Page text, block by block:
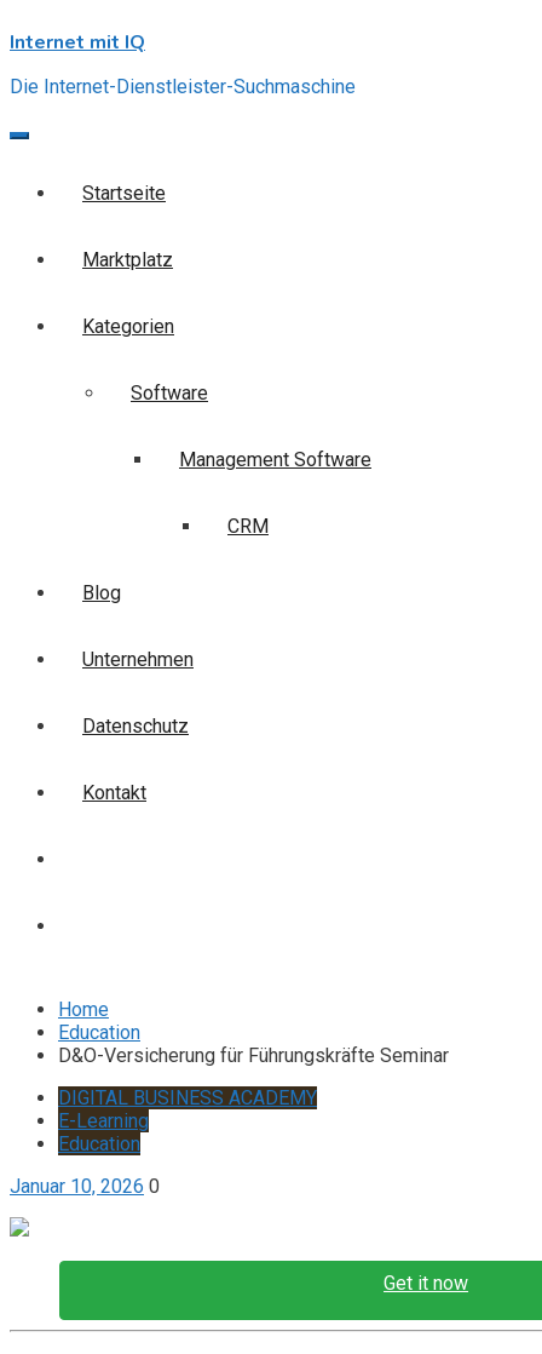
to
Internet mit IQ
Die Internet-Dienstleister-Suchmaschine
Startseite
Marktplatz
Kategorien
Software
Management Software
CRM
Blog
Unternehmen
Datenschutz
Kontakt
Home
Education
D&O-Versicherung für Führungskräfte Seminar
DIGITAL BUSINESS ACADEMY
E-Learning
Education
Januar 10, 2026 0
Get it now